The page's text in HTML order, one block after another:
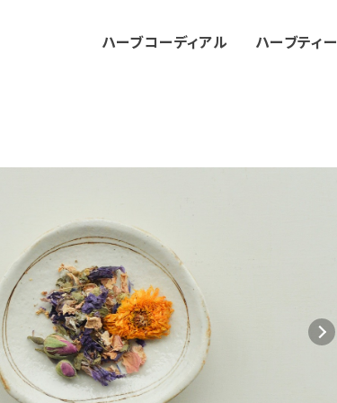
ハーブコーディアル ハーブティー